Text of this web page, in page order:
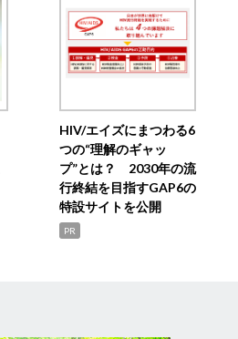
HIV/エイズにまつわる6
つの“理解のギャッ
プ”とは？ 2030年の流
行終結を目指すGAP6の
特設サイトを公開
PR